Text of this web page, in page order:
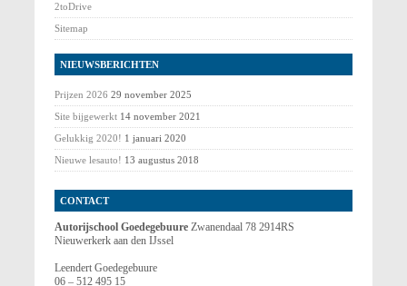
2toDrive
Sitemap
NIEUWSBERICHTEN
Prijzen 2026 29 november 2025
Site bijgewerkt 14 november 2021
Gelukkig 2020! 1 januari 2020
Nieuwe lesauto! 13 augustus 2018
CONTACT
Autorijschool Goedegebuure Zwanendaal 78 2914RS
Nieuwerkerk aan den IJssel
Leendert Goedegebuure
06 – 512 495 15